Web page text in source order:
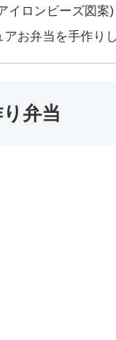
イロンビーズ図案)
お弁当を手作り
弁当